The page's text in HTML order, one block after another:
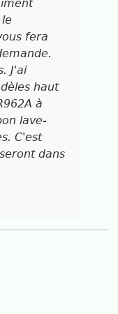
le
fera
J'ai
haut
à
lave-
C'est
dans